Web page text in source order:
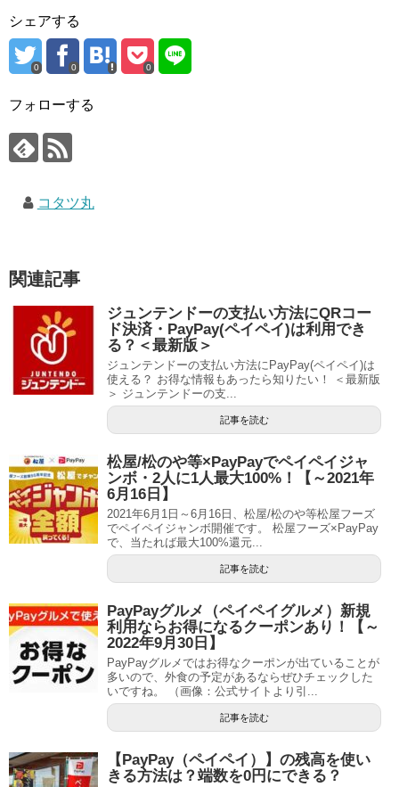
シェアする
0 0 0
フォローする
コタツ丸
関連記事
ジュンテンドーの支払い方法にQRコー
ド決済・PayPay(ペイペイ)は利用でき
る？＜最新版＞
ジュンテンドーの支払い方法にPayPay(ペイペイ)は
使える？ お得な情報もあったら知りたい！ ＜最新版
＞ ジュンテンドーの支...
記事を読む
松屋/松のや等×PayPayでペイペイジャ
ンボ・2人に1人最大100%！【～2021年
6月16日】
2021年6月1日～6月16日、松屋/松のや等松屋フーズ
でペイペイジャンボ開催です。 松屋フーズ×PayPay
で、当たれば最大100%還元...
記事を読む
PayPayグルメ（ペイペイグルメ）新規
利用ならお得になるクーポンあり！【～
2022年9月30日】
PayPayグルメではお得なクーポンが出ていることが
多いので、外食の予定があるならぜひチェックした
いですね。 （画像：公式サイトより引...
記事を読む
【PayPay（ペイペイ）】の残高を使い
きる方法は？端数を0円にできる？